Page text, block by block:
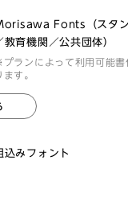
Fonts（スタン
教育機関／公共団体）
ランによって利用可能書
ます。
込みフォント